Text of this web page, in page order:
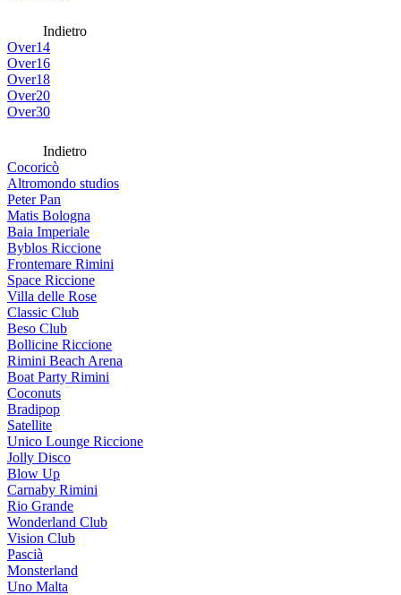
Indietro
Over14
Over16
Over18
Over20
Over30
Indietro
Cocoricò
Altromondo studios
Peter Pan
Matis Bologna
Baia Imperiale
Byblos Riccione
Frontemare Rimini
Space Riccione
Villa delle Rose
Classic Club
Beso Club
Bollicine Riccione
Rimini Beach Arena
Boat Party Rimini
Coconuts
Bradipop
Satellite
Unico Lounge Riccione
Jolly Disco
Blow Up
Carnaby Rimini
Rio Grande
Wonderland Club
Vision Club
Pascià
Monsterland
Uno Malta